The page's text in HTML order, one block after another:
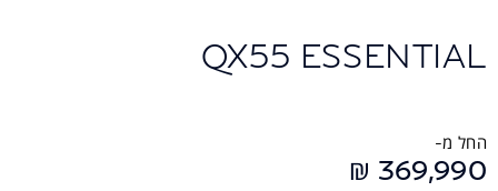
QX55 ESSENTIAL
החל מ-